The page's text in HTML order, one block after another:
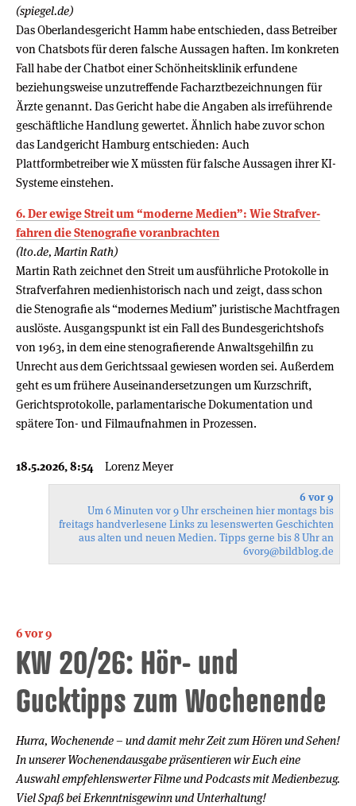
(spiegel.de)
Das Oberlandesgericht Hamm habe entschieden, dass Betreiber
von Chatsbots für deren falsche Aussagen haften. Im konkreten
Fall habe der Chatbot einer Schönheitsklinik erfundene
beziehungsweise unzutreffende Facharztbezeichnungen für
Ärzte genannt. Das Gericht habe die Angaben als irreführende
geschäftliche Handlung gewertet. Ähnlich habe zuvor schon
das Landgericht Hamburg entschieden: Auch
Plattformbetreiber wie X müssten für falsche Aussagen ihrer KI-
Systeme einstehen.
6. Der ewige Streit um “moderne Medien”: Wie Straf­ver­
fahren die Ste­no­grafie vor­an­brachten
(lto.de, Martin Rath)
Martin Rath zeichnet den Streit um ausführliche Protokolle in
Strafverfahren medienhistorisch nach und zeigt, dass schon
die Stenografie als “modernes Medium” juristische Machtfragen
auslöste. Ausgangspunkt ist ein Fall des Bundesgerichtshofs
von 1963, in dem eine stenografierende Anwaltsgehilfin zu
Unrecht aus dem Gerichtssaal gewiesen worden sei. Außerdem
geht es um frühere Auseinandersetzungen um Kurzschrift,
Gerichtsprotokolle, parlamentarische Dokumentation und
spätere Ton- und Filmaufnahmen in Prozessen.
18.5.2026, 8:54 Lorenz Meyer
6 vor 9
Um 6 Minuten vor 9 Uhr erscheinen hier montags bis
freitags handverlesene Links zu lesenswerten Geschichten
aus alten und neuen Medien. Tipps gerne bis 8 Uhr an
6vor9@bildblog.de
6 vor 9
KW 20/26: Hör- und
Gucktipps zum Wochenende
Hurra, Wochenende – und damit mehr Zeit zum Hören und Sehen!
In unserer Wochenendausgabe präsentieren wir Euch eine
Auswahl empfehlenswerter Filme und Podcasts mit Medienbezug.
Viel Spaß bei Erkenntnisgewinn und Unterhaltung!